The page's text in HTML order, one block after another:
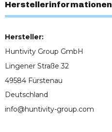
Herstellerinformationen
Hersteller:
Huntivity Group GmbH
Lingener Straße 32
49584 Fürstenau
Deutschland
info@huntivity-group.com